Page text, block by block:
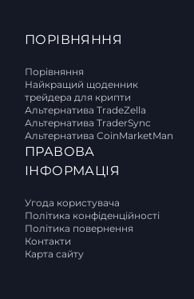
ПОРІВНЯННЯ
Порівняння
Найкращий щоденник
трейдера для крипти
Альтернатива TradeZella
Альтернатива TraderSync
Альтернатива CoinMarketMan
ПРАВОВА
ІНФОРМАЦІЯ
Угода користувача
Політика конфіденційності
Політика повернення
Контакти
Карта сайту